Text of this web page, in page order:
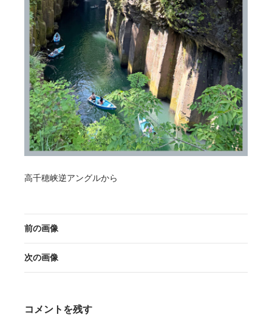
高千穂峡逆アングルから
前の画像
次の画像
コメントを残す